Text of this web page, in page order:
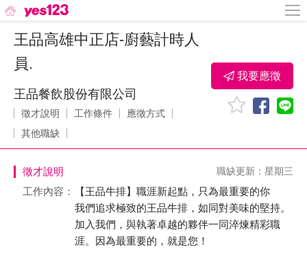
王品高雄中正店-廚藝計時人
員.
王品餐飲股份有限公司
徵才說明 工作條件
應徵方式
其他職缺
我要應徵
徵才說明 職缺更新：星期三
工作內容：
【王品牛排】職涯新起點，只為最重要的你
我們追求極致的王品牛排，如同對美味的堅持。
加入我們，與執著卓越的夥伴一同淬煉精彩職
涯。因為最重要的，就是您！